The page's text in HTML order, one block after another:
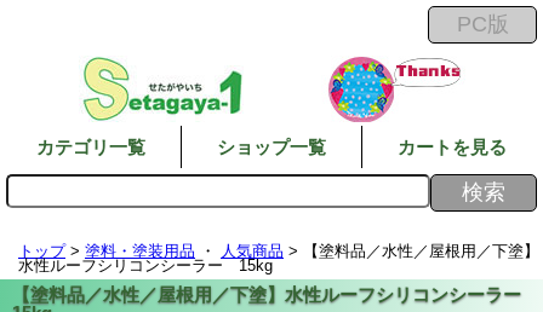
カテゴリ一覧 ショップ一覧 カートを見る
トップ> 塗料・塗装用品 ・ 人気商品 > 【塗料品／水性／屋根用／下塗】
水性ルーフシリコンシーラー 15kg